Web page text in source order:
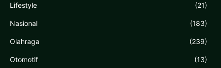
Lifestyle (21)
Nasional (183)
Olahraga (239)
Otomotif (13)